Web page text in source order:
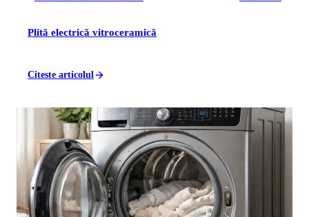
Plită electrică vitroceramică
Citeste articolul